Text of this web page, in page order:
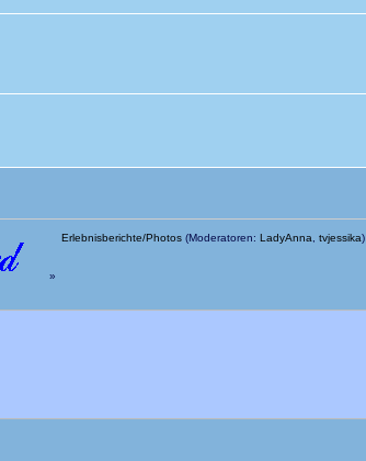
»
Erlebnisberichte/Photos (Moderatoren:LadyAnna ,tvjessika)